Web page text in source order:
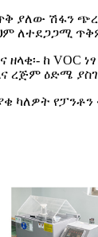
ያለው ሽፋን
ለተደጋጋሚ
ከ VOC
ረጅም ዕድሜ
ካለዎት የፓንቶን